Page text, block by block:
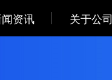
资讯 关于公司